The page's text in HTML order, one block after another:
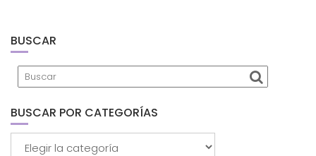
BUSCAR
BUSCAR POR CATEGORÍAS